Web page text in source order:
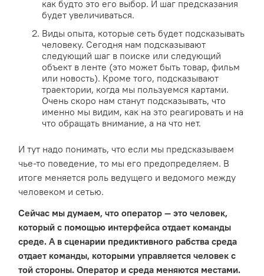
как будто это его выбор. И шаг предсказания
будет увеличиваться.
Виды опыта, которые сеть будет подсказывать
человеку. Сегодня нам подсказывают
следующий шаг в поиске или следующий
объект в ленте (это может быть товар, фильм
или новость). Кроме того, подсказывают
траектории, когда мы пользуемся картами.
Очень скоро нам станут подсказывать, что
именно мы видим, как на это реагировать и на
что обращать внимание, а на что нет.
И тут надо понимать, что если мы предсказываем
чье-то поведение, то мы его предопределяем. В
итоге меняется роль ведущего и ведомого между
человеком и сетью.
Сейчас мы думаем, что оператор — это человек,
который с помощью интерфейса отдает команды
среде. А в сценарии предиктивного рабства среда
отдает команды, которыми управляется человек с
той стороны. Оператор и среда меняются местами.